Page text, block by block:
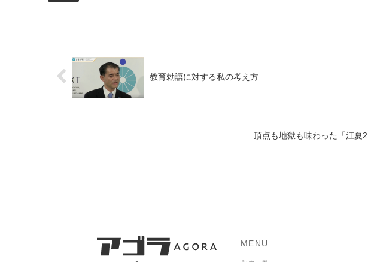
教育勅語に対する私の考え方
頂点も地獄も味わった「江夏
MENU